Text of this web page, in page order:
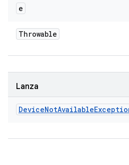
e
Throwable
Lanza
DeviceNotAvailable